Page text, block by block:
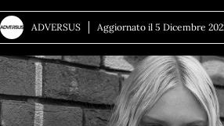
ADVERSUS Aggiornato il 5 Dicembre